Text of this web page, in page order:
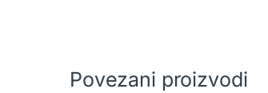
Povezani proizvodi